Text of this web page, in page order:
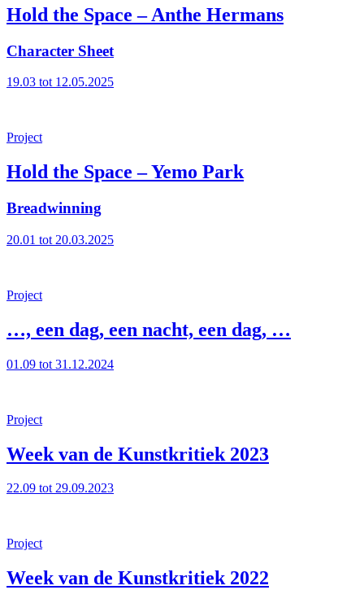
Hold the Space – Anthe Hermans
Character Sheet
19.03 tot 12.05.2025
Project
Hold the Space – Yemo Park
Breadwinning
20.01 tot 20.03.2025
Project
…, een dag, een nacht, een dag, …
01.09 tot 31.12.2024
Project
Week van de Kunstkritiek 2023
22.09 tot 29.09.2023
Project
Week van de Kunstkritiek 2022